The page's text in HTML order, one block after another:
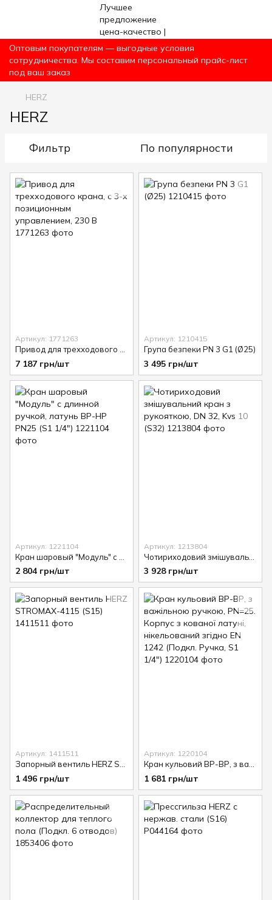
Оптовым покупателям — выгодные условия
сотрудничества. Мы составим персональный прайс-лист
под ваш заказ
HERZ
HERZ
Фильтр По популярности
Артикул: 1771263
7 187 грн/шт
Артикул: 1210415
Група безпеки PN 3 G1 (Ø25)
3 495 грн/шт
Артикул: 1221104
2 804 грн/шт
Артикул: 1213804
3 928 грн/шт
Артикул: 1411511
1 496 грн/шт
Артикул: 1220104
1 681 грн/шт